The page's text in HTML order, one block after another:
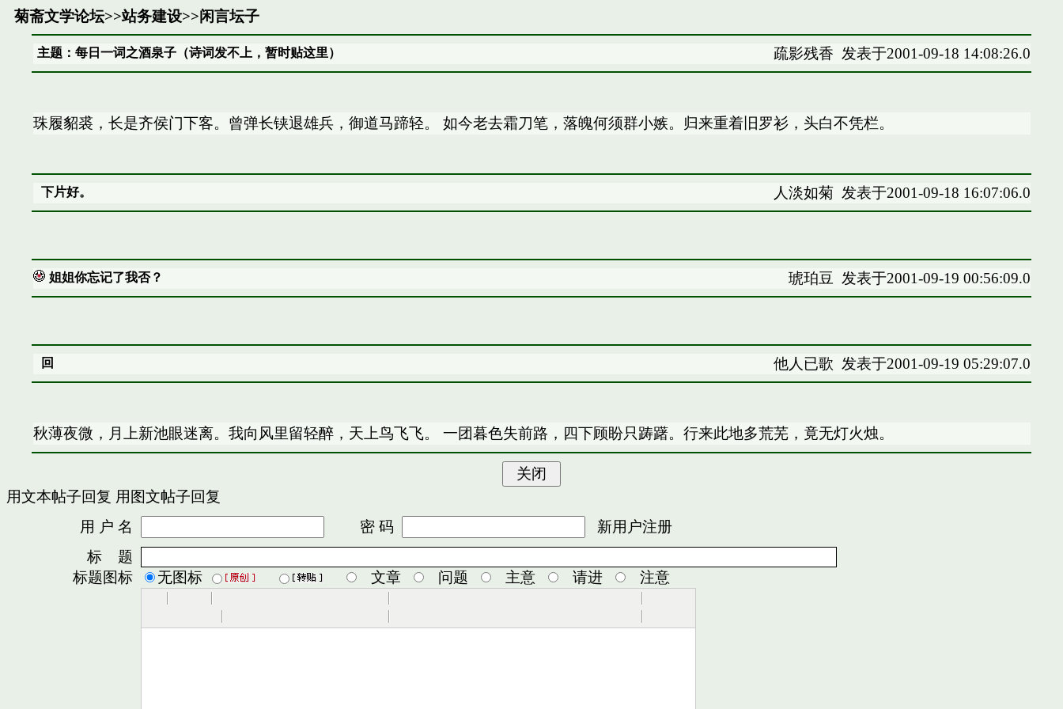
菊斋文学论坛>>站务建设>>闲言坛子
主题：每日一词之酒泉子（诗词发不上，暂时贴这里） 疏影残香 发表于2001-09-18 14:08:26.0
珠履貂裘，长是齐侯门下客。曾弹长铗退雄兵，御道马蹄轻。 如今老去霜刀笔，落魄何须群小嫉。归来重着旧罗衫，头白不凭栏。
下片好。 人淡如菊发表于2001-09-18 16:07:06.0
姐姐你忘记了我否？ 琥珀豆 发表于2001-09-19 00:56:09.0
回 他人已歌 发表于2001-09-19 05:29:07.0
秋薄夜微，月上新池眼迷离。我向风里留轻醉，天上鸟飞飞。 一团暮色失前路，四下顾盼只踌躇。行来此地多荒芜，竟无灯火烛。
用文本帖子回复 用图文帖子回复
用 户 名
密 码
新用户注册
标 题
标题图标
无图标 文章 问题 主意 请进 注意